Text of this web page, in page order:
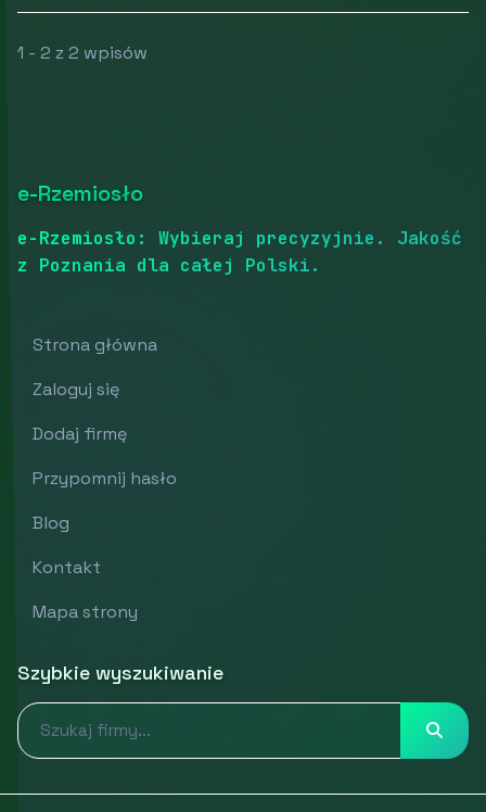
1 - 2 z 2 wpisów
e-Rzemiosło
e-Rzemiosło: Wybieraj precyzyjnie. Jakość
z Poznania dla całej Polski.
Strona główna
Zaloguj się
Dodaj firmę
Przypomnij hasło
Blog
Kontakt
Mapa strony
Szybkie wyszukiwanie